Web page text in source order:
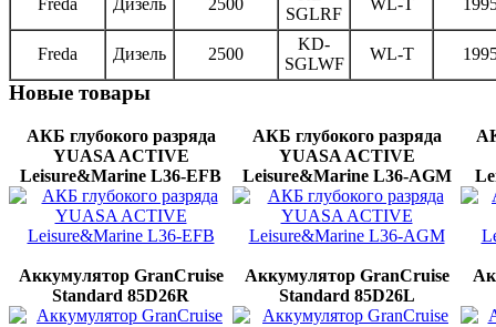
Freda Дизель 2500
SGLRF
WL-T
Freda Дизель 2500
KD-
SGLWF
WL-T
Новые товары
АКБ глубокого разряда
YUASA ACTIVE
Leisure&Marine L36-EFB
АКБ глубокого разряда
YUASA ACTIVE
Leisure&Marine L36-AGМ
Аккумулятор GranCruise
Standard 85D26R
Аккумулятор GranCruise
Standard 85D26L